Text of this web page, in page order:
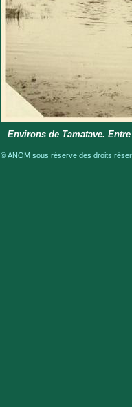
Environs de Tamatave.
© ANOM sous réserve des droits